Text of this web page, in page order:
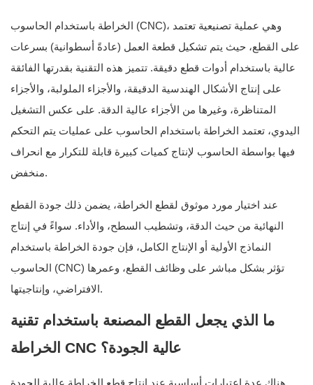
الخراطة باستخدام الحاسوب (CNC)، وهي عملية تصنيعية تعتمد
على القطع، حيث يتم تشكيل قطعة العمل (عادةً أسطوانية) بسرعات
عالية باستخدام أدوات قطع دقيقة. تتميز هذه التقنية بقدرتها الفائقة
على إنتاج الأشكال الهندسية الدقيقة، والأجزاء الملولبة، والأجزاء
المتناظرة، وغيرها من الأجزاء عالية الدقة. على عكس التشغيل
اليدوي، تعتمد الخراطة باستخدام الحاسوب على عمليات يتم التحكم
فيها بواسطة الحاسوب لإنتاج كميات كبيرة قابلة للتكرار مع انحراف
منخفض.
عند اختيار مورد موثوق لقطع الخراطة، يضمن ذلك جودة القطع
النهائية من حيث الدقة، وتشطيب السطح، والأداء. سواءً في إنتاج
النماذج الأولية أو الإنتاج الكامل، فإن جودة الخراطة باستخدام
الحاسوب (CNC) تؤثر بشكل مباشر على وظائف القطع، وعمرها
الافتراضي، وإنتاجيتها.
ما الذي يجعل القطع المصنعة باستخدام تقنية
الخراطة CNC عالية الجودة؟